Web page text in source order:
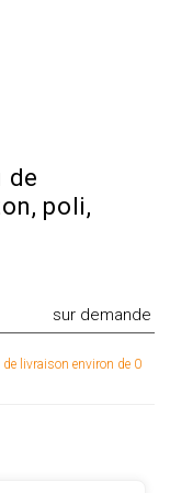
de
poli,
sur demande
livraison environ de 0